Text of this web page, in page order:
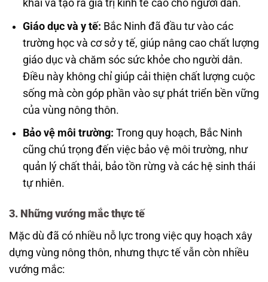
khai và tạo ra giá trị kinh tế cao cho người dân.
Giáo dục và y tế: Bắc Ninh đã đầu tư vào các
trường học và cơ sở y tế, giúp nâng cao chất lượng
giáo dục và chăm sóc sức khỏe cho người dân.
Điều này không chỉ giúp cải thiện chất lượng cuộc
sống mà còn góp phần vào sự phát triển bền vững
của vùng nông thôn.
Bảo vệ môi trường: Trong quy hoạch, Bắc Ninh
cũng chú trọng đến việc bảo vệ môi trường, như
quản lý chất thải, bảo tồn rừng và các hệ sinh thái
tự nhiên.
3. Những vướng mắc thực tế
Mặc dù đã có nhiều nỗ lực trong việc quy hoạch xây
dựng vùng nông thôn, nhưng thực tế vẫn còn nhiều
vướng mắc: